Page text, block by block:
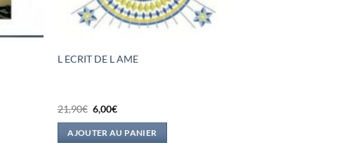
L ECRIT DE L AME
21,90€ Le
initial
était :
6,00€Le
actuel
est :
AJOUTER AU PANIER